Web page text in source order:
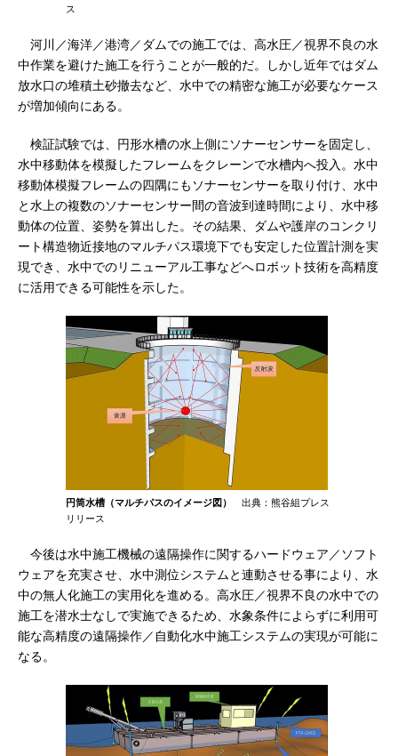
ス
河川／海洋／港湾／ダムでの施工では、高水圧／視界不良の水
中作業を避けた施工を行うことが一般的だ。しかし近年ではダム
放水口の堆積土砂撤去など、水中での精密な施工が必要なケース
が増加傾向にある。
検証試験では、円形水槽の水上側にソナーセンサーを固定し、
水中移動体を模擬したフレームをクレーンで水槽内へ投入。水中
移動体模擬フレームの四隅にもソナーセンサーを取り付け、水中
と水上の複数のソナーセンサー間の音波到達時間により、水中移
動体の位置、姿勢を算出した。その結果、ダムや護岸のコンクリ
ート構造物近接地のマルチパス環境下でも安定した位置計測を実
現でき、水中でのリニューアル工事などへロボット技術を高精度
に活用できる可能性を示した。
円筒水槽（マルチパスのイメージ図）
出典：熊谷組プレス
リリース
今後は水中施工機械の遠隔操作に関するハードウェア／ソフト
ウェアを充実させ、水中測位システムと連動させる事により、水
中の無人化施工の実用化を進める。高水圧／視界不良の水中での
施工を潜水士なしで実施できるため、水象条件によらずに利用可
能な高精度の遠隔操作／自動化水中施工システムの実現が可能に
なる。